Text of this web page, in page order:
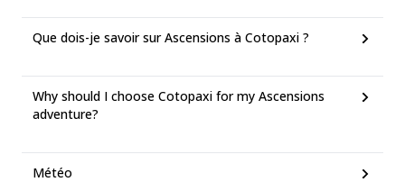
Que dois-je savoir sur Ascensions à Cotopaxi ?
Why should I choose Cotopaxi for my Ascensions
adventure?
Météo